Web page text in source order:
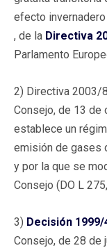
efecto
, de la Directiva
Parlamento
2) Directiva 2003/
Consejo, de 13 de
establece un
emisión de gases
y por la que se
Consejo (DO L
3) Decisión 1999/
Consejo, de 28 de